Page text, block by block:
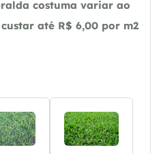
costuma variar ao
até R$ 6,00 por m2